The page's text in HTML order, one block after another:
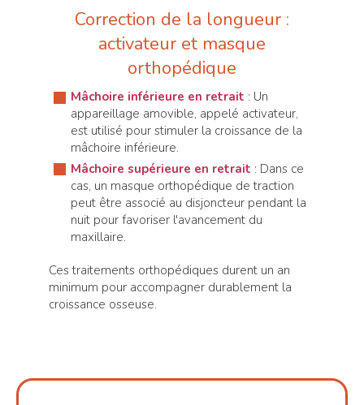
Correction de la longueur :
activateur et masque
orthopédique
Mâchoire inférieure en retrait : Un
appareillage amovible, appelé activateur,
est utilisé pour stimuler la croissance de la
mâchoire inférieure.
Mâchoire supérieure en retrait : Dans ce
cas, un masque orthopédique de traction
peut être associé au disjoncteur pendant la
nuit pour favoriser l'avancement du
maxillaire.
Ces traitements orthopédiques durent un an
minimum pour accompagner durablement la
croissance osseuse.